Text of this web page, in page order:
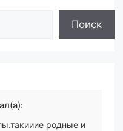
Поиск
родные и